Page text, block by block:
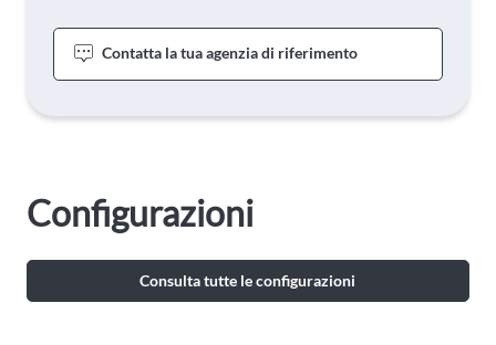
Contatta la tua agenzia di riferimento
Configurazioni
Consulta tutte le configurazioni